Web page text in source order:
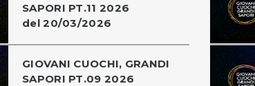
SAPORI PT.11 2026
del 20/03/2026
GIOVANI CUOCHI, GRANDI
SAPORI PT.09 2026